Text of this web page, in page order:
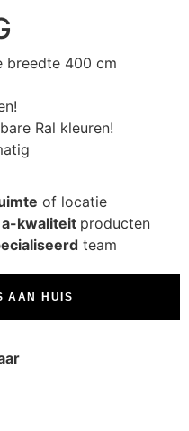
breedte 400 cm
Ral kleuren!
of locatie
a-kwaliteit producten
team
AAN HUIS